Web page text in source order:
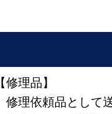
【修理品】
修理依頼品として